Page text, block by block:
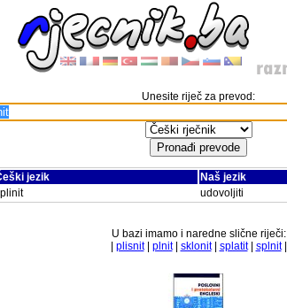
Unesite riječ za prevod:
jezik
Naš jezik
udovoljiti
U bazi imamo i naredne slične riječi:
plisnit| plnit| sklonit| splatit| splnit|